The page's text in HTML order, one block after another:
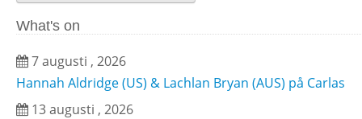
What's on
7 augusti , 2026
Hannah Aldridge (US) & Lachlan Bryan (AUS) på Carlas
13 augusti , 2026